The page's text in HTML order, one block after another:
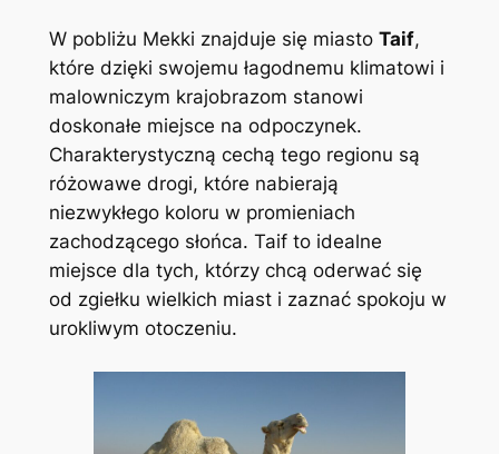
W pobliżu Mekki znajduje się miasto Taif,
które dzięki swojemu łagodnemu klimatowi i
malowniczym krajobrazom stanowi
doskonałe miejsce na odpoczynek.
Charakterystyczną cechą tego regionu są
różowawe drogi, które nabierają
niezwykłego koloru w promieniach
zachodzącego słońca. Taif to idealne
miejsce dla tych, którzy chcą oderwać się
od zgiełku wielkich miast i zaznać spokoju w
urokliwym otoczeniu.